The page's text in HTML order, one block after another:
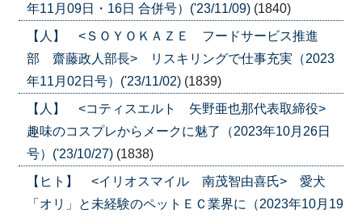
年11月09日・16日 合併号）('23/11/09) (1840)
【人】 <ＳＯＹＯＫＡＺＥ フードサービス推進
部 齋藤政人部長> リスキリングで仕事充実（2023
年11月02日号）('23/11/02) (1839)
【人】 <コティスエルト 矢野亜也那代表取締役>
趣味のコスプレからメークに魅了（2023年10月26日
号）('23/10/27) (1838)
【ヒト】 <イリオスマイル 南茂智由喜氏> 愛犬
「オリ」と未経験のペットＥＣ業界に（2023年10月19